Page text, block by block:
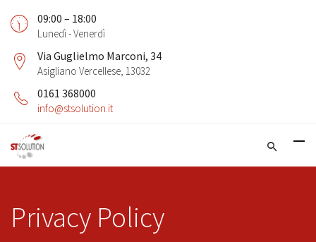
09:00 – 18:00
Lunedì - Venerdì
Via Guglielmo Marconi, 34
Asigliano Vercellese, 13032
0161 368000
info@stsolution.it
Privacy Policy